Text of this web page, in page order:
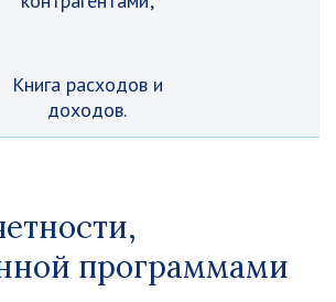
Книга расходов и
доходов.
программами